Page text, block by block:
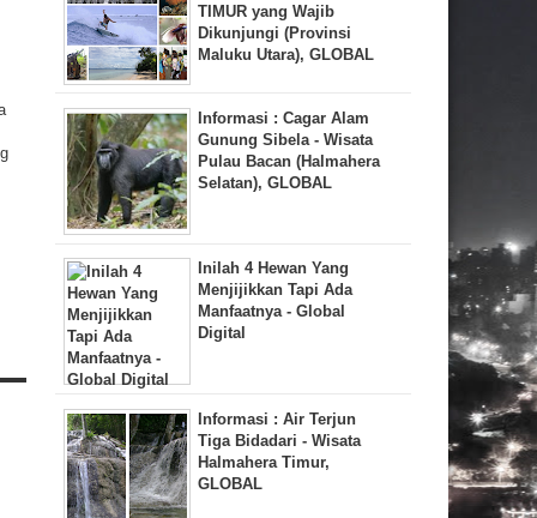
TIMUR yang Wajib
Dikunjungi (Provinsi
Maluku Utara), GLOBAL
Informasi : Cagar Alam
Gunung Sibela - Wisata
Pulau Bacan (Halmahera
Selatan), GLOBAL
Inilah 4 Hewan Yang
Menjijikkan Tapi Ada
Manfaatnya - Global
Digital
Informasi : Air Terjun
Tiga Bidadari - Wisata
Halmahera Timur,
GLOBAL